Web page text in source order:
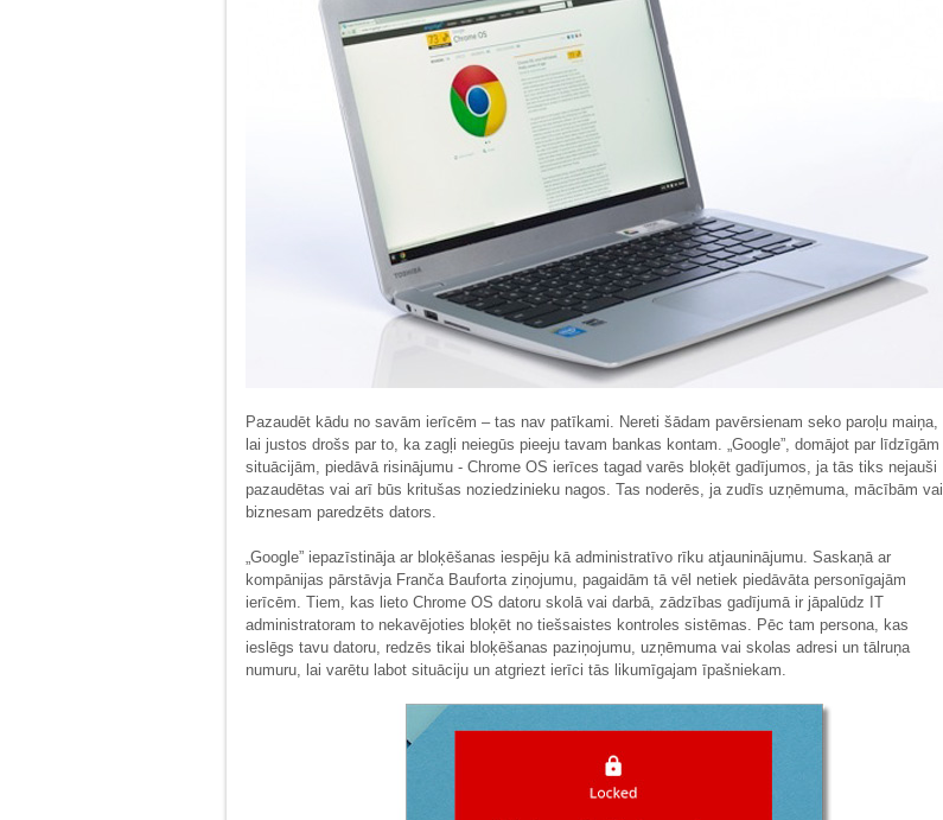
Pazaudēt kādu no savām ierīcēm – tas nav patīkami. Nereti šādam pavērsienam seko paroļu maiņa,
lai justos drošs par to, ka zagļi neiegūs pieeju tavam bankas kontam. „Google”, domājot par līdzīgām
situācijām, piedāvā risinājumu - Chrome OS ierīces tagad varēs bloķēt gadījumos, ja tās tiks nejauši
pazaudētas vai arī būs kritušas noziedzinieku nagos. Tas noderēs, ja zudīs uzņēmuma, mācībām vai
biznesam paredzēts dators.
„Google” iepazīstināja ar bloķēšanas iespēju kā administratīvo rīku atjauninājumu. Saskaņā ar
kompānijas pārstāvja Franča Bauforta ziņojumu, pagaidām tā vēl netiek piedāvāta personīgajām
ierīcēm. Tiem, kas lieto Chrome OS datoru skolā vai darbā, zādzības gadījumā ir jāpalūdz IT
administratoram to nekavējoties bloķēt no tiešsaistes kontroles sistēmas. Pēc tam persona, kas
ieslēgs tavu datoru, redzēs tikai bloķēšanas paziņojumu, uzņēmuma vai skolas adresi un tālruņa
numuru, lai varētu labot situāciju un atgriezt ierīci tās likumīgajam īpašniekam.